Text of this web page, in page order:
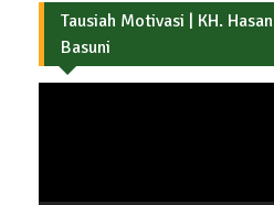
Tausiah Motivasi | KH. Hasan
Basuni